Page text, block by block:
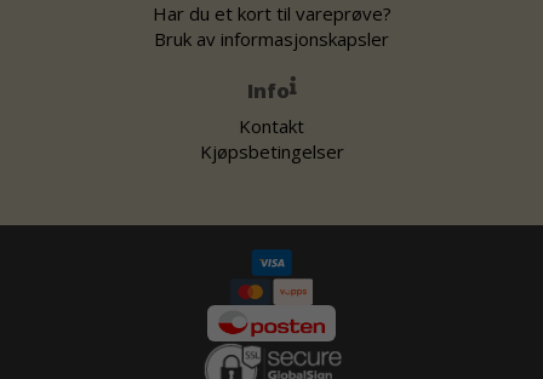
Har du et kort til vareprøve?
Bruk av informasjonskapsler
Info
Kontakt
Kjøpsbetingelser